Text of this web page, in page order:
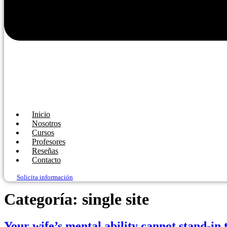
Inicio
Nosotros
Cursos
Profesores
Reseñas
Contacto
Solicita información
Categoría: single site